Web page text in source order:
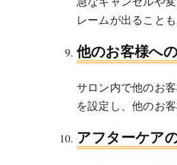
レームが出ること
他のお客様へ
サロン内で他のお
を設定し、他のお
アフターケア